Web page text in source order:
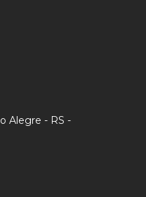
Alegre - RS -